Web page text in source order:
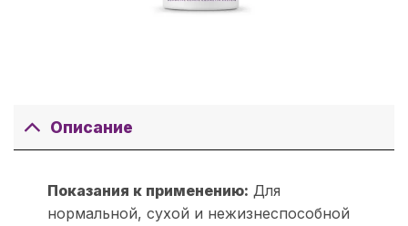
Описание
Показания к применению: Для
нормальной, сухой и нежизнеспособной